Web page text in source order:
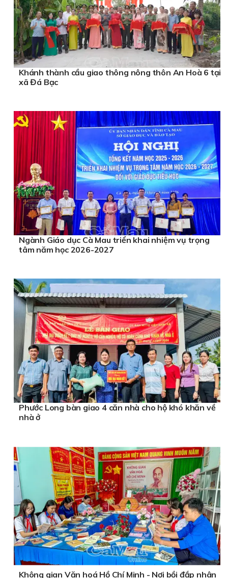
Khánh thành cầu giao thông nông thôn An Hoà 6 tại
xã Đá Bạc
Ngành Giáo dục Cà Mau triển khai nhiệm vụ trọng
tâm năm học 2026-2027
Phước Long bàn giao 4 căn nhà cho hộ khó khăn về
nhà ở
Không gian Văn hoá Hồ Chí Minh - Nơi bồi đắp nhân